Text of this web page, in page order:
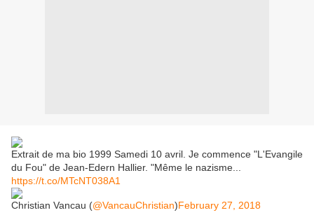
Extrait de ma bio 1999 Samedi 10 avril. Je commence "L'Evangile
du Fou" de Jean-Edern Hallier. "Même le nazisme...
https://t.co/MTcNT038A1
Christian Vancau (@VancauChristian)February 27, 2018